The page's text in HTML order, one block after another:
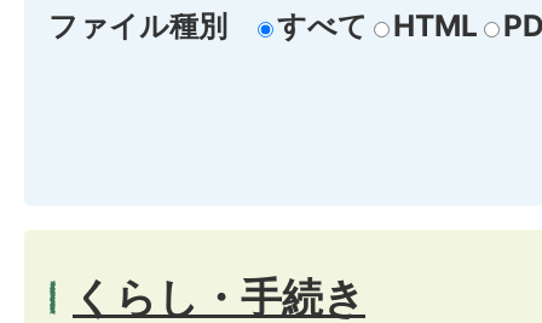
ファイル種別 すべて HTML
くらし・手続き